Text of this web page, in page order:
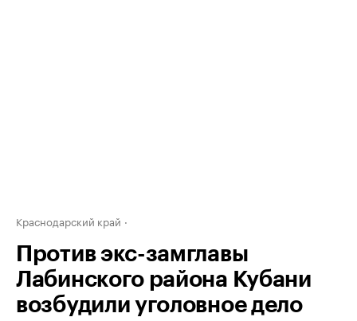
Краснодарский край
Против экс-замглавы
Лабинского района Кубани
возбудили уголовное дело